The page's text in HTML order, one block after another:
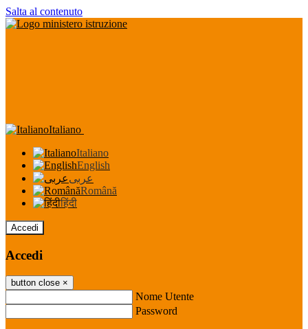
Salta al contenuto
Italiano
Italiano
English
عربى
Română
हिंदी
Accedi
Accedi
button close ×
Nome Utente
Password